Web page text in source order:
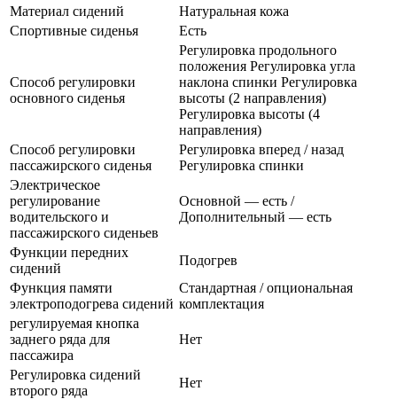
Материал сидений
Натуральная кожа
Спортивные сиденья
Есть
Способ регулировки
основного сиденья
Регулировка продольного
положения Регулировка угла
наклона спинки Регулировка
высоты (2 направления)
Регулировка высоты (4
направления)
Способ регулировки
пассажирского сиденья
Регулировка вперед / назад
Регулировка спинки
Электрическое
регулирование
водительского и
пассажирского сиденьев
Основной — есть /
Дополнительный — есть
Функции передних
сидений
Подогрев
Функция памяти
электроподогрева сидений
Стандартная / опциональная
комплектация
регулируемая кнопка
заднего ряда для
пассажира
Нет
Регулировка сидений
второго ряда
Нет